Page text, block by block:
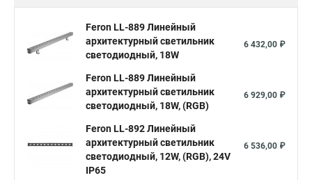
Feron LL-889 Линейный
архитектурный светильник
светодиодный, 18W
6 432,00 ₽
Feron LL-889 Линейный
архитектурный светильник
светодиодный, 18W, (RGB)
6 929,00 ₽
Feron LL-892 Линейный
архитектурный светильник
светодиодный, 12W, (RGB), 24V
IP65
6 536,00 ₽